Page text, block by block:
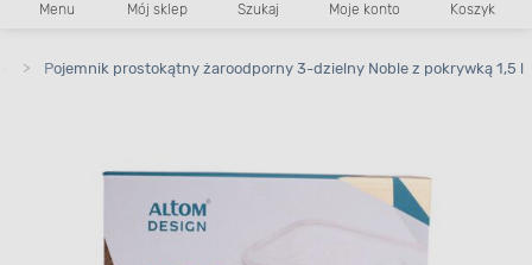
Menu Mój sklep Szukaj Moje konto Koszyk
> Pojemnik prostokątny żaroodporny 3-dzielny Noble z pokrywką 1,5 l